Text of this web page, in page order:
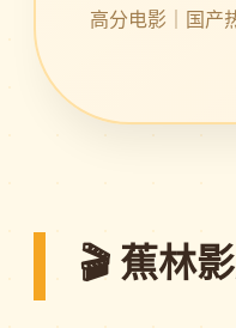
高分电影｜国产
🎬 蕉林